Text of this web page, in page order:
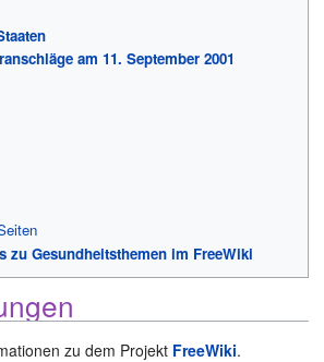
am 11. September 2001
zu Gesundheitsthemen im FreeWiki
zu dem Projekt FreeWiki.